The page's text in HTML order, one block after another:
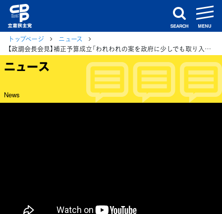
search
トップページ
ニュース
【政調会長会見】補正予算成立「われわれの案を政府に少しでも取り入れてもらうよう努力を続けていく」長妻務調査会長
ニュース
News